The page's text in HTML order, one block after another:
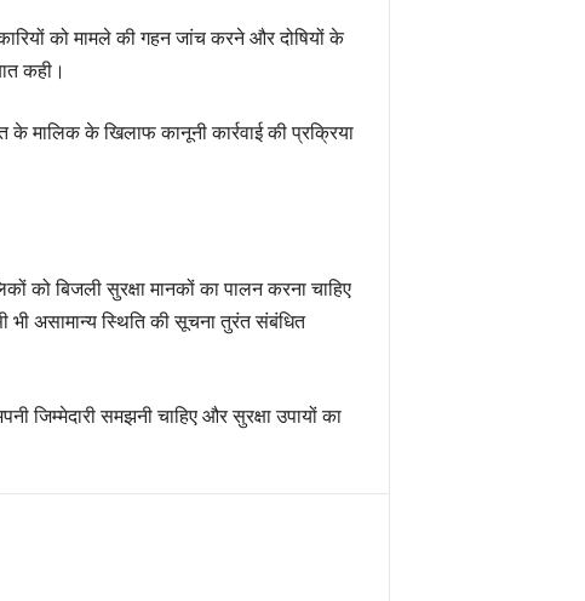
को मामले की गहन जांच करने और दोषियों के
कही।
मालिक के खिलाफ कानूनी कार्रवाई की प्रक्रिया
को बिजली सुरक्षा मानकों का पालन करना चाहिए
भी असामान्य स्थिति की सूचना तुरंत संबंधित
जिम्मेदारी समझनी चाहिए और सुरक्षा उपायों का